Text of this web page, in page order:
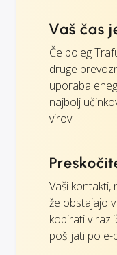
Vaš čas
Če poleg
druge
uporaba
najbolj
virov.
Vaši kontakti,
že obstajajo
kopirati v
pošiljati po e-